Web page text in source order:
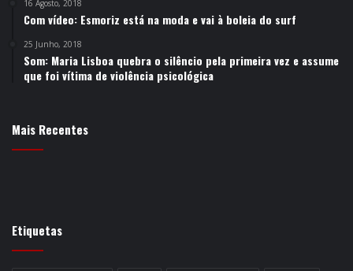
16 Agosto, 2018
Com vídeo: Esmoriz está na moda e vai à boleia do surf
25 Junho, 2018
Som: Maria Lisboa quebra o silêncio pela primeira vez e assume
que foi vítima de violência psicológica
Mais Recentes
Etiquetas